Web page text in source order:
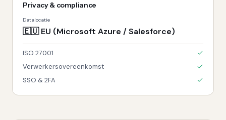
Privacy & compliance
Datalocatie
🇪🇺 EU (Microsoft Azure / Salesforce)
ISO 27001
Verwerkersovereenkomst
SSO & 2FA